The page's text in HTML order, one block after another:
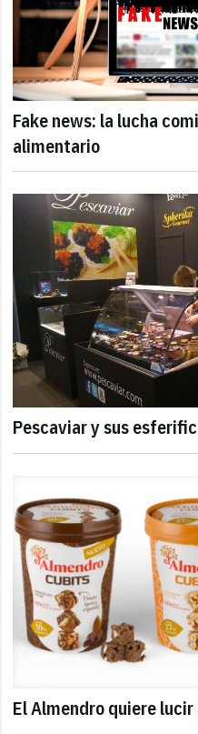
Fake news: la lucha
alimentario
Pescaviar y sus
El Almendro quiere